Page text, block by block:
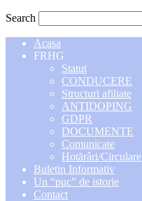
Search
Acasa
FRHG
Statut
CONDUCERE
Structuri afiliate
ANTIDOPING
GDPR
DOCUMENTE
Comunicate
Hotărâri/Circulare
Buletin Informativ
Un “puc” de istorie
Contact